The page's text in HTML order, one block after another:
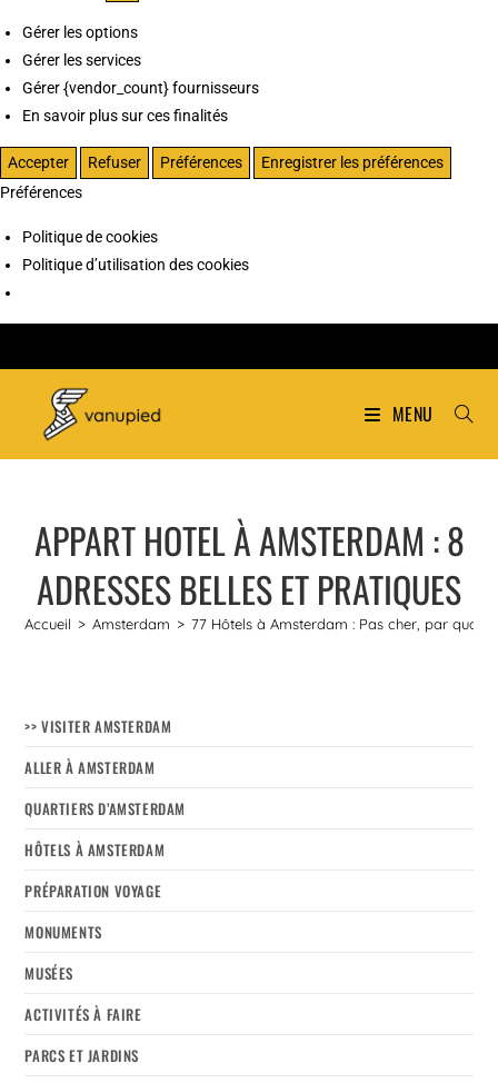
Gérer les options
Gérer les services
Gérer {vendor_count} fournisseurs
En savoir plus sur ces finalités
Accepter Refuser Préférences
Enregistrer les préférences
Préférences
Politique de cookies
Politique d’utilisation des cookies
MENU
APPART HOTEL À AMSTERDAM : 8
ADRESSES BELLES ET PRATIQUES
Accueil > Amsterdam > 77 Hôtels à Amsterdam : Pas cher, par
>> VISITER AMSTERDAM
ALLER À AMSTERDAM
QUARTIERS D’AMSTERDAM
HÔTELS À AMSTERDAM
PRÉPARATION VOYAGE
MONUMENTS
MUSÉES
ACTIVITÉS À FAIRE
PARCS ET JARDINS